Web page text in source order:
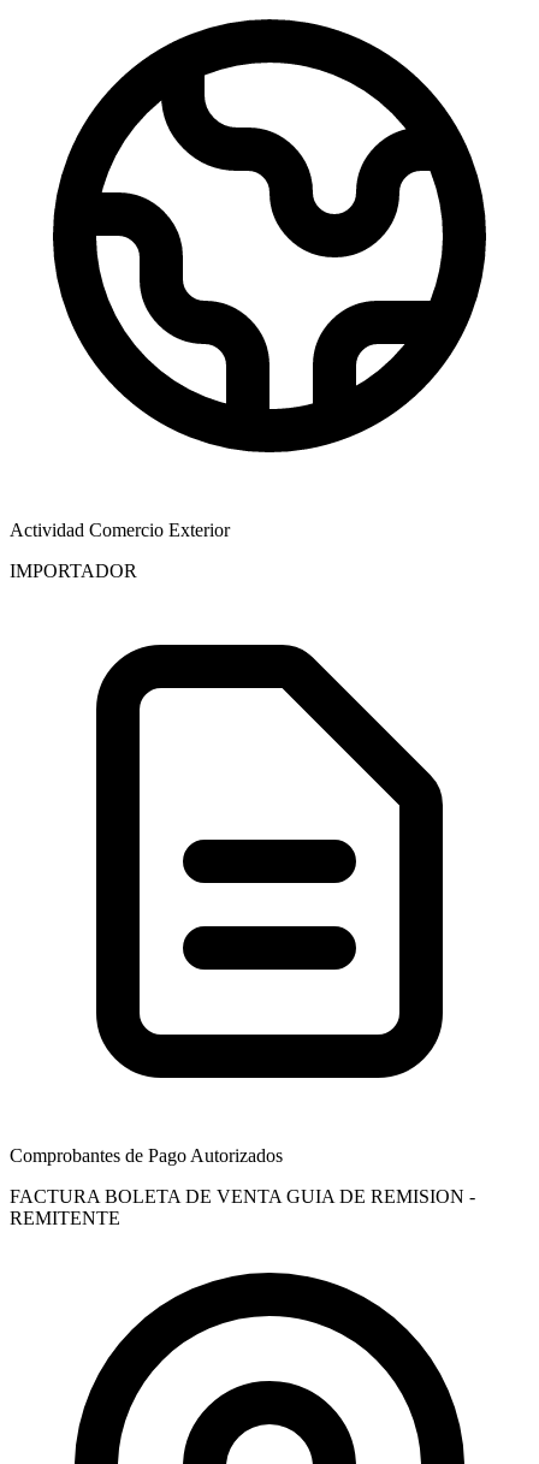
Actividad Comercio Exterior
IMPORTADOR
Comprobantes de Pago Autorizados
FACTURA BOLETA DE VENTA GUIA DE REMISION -
REMITENTE